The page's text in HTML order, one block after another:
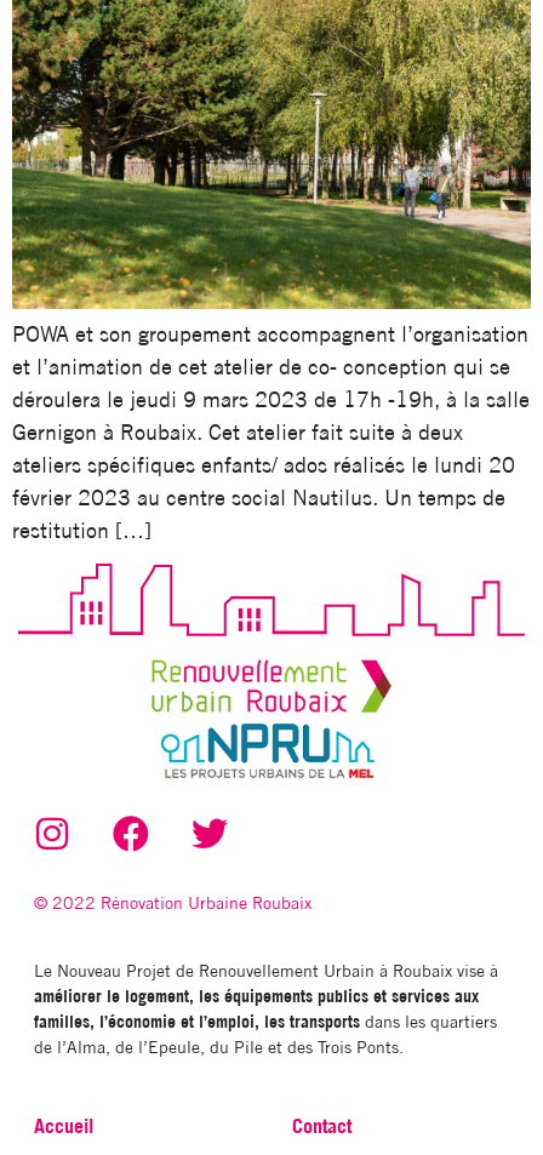
POWA et son groupement accompagnent l’organisation
et l’animation de cet atelier de co- conception qui se
déroulera le jeudi 9 mars 2023 de 17h -19h, à la salle
Gernigon à Roubaix. Cet atelier fait suite à deux
ateliers spécifiques enfants/ ados réalisés le lundi 20
février 2023 au centre social Nautilus. Un temps de
restitution […]
© 2022 Rénovation Urbaine Roubaix
Accueil Contact
Le Nouveau Projet de Renouvellement Urbain à Roubaix vise à
améliorer le logement, les équipements publics et services aux
familles, l’économie et l’emploi, les transports dans les quartiers
de l’Alma, de l’Epeule, du Pile et des Trois Ponts.